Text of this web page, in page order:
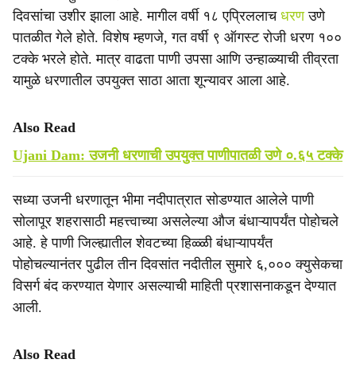
दिवसांचा उशीर झाला आहे. मागील वर्षी १८ एप्रिललाच धरणउणे
पातळीत गेले होते. विशेष म्हणजे, गत वर्षी ९ ऑगस्ट रोजी धरण १००
टक्के भरले होते. मात्र वाढता पाणी उपसा आणि उन्हाळ्याची तीव्रता
यामुळे धरणातील उपयुक्त साठा आता शून्यावर आला आहे.
Also Read
Ujani Dam: उजनी धरणाची उपयुक्त पाणीपातळी उणे ०.६५ टक्के
सध्या उजनी धरणातून भीमा नदीपात्रात सोडण्यात आलेले पाणी
सोलापूर शहरासाठी महत्त्वाच्या असलेल्या औज बंधाऱ्यापर्यंत पोहोचले
आहे. हे पाणी जिल्ह्यातील शेवटच्या हिळ्ळी बंधाऱ्यापर्यंत
पोहोचल्यानंतर पुढील तीन दिवसांत नदीतील सुमारे ६,००० क्युसेकचा
विसर्ग बंद करण्यात येणार असल्याची माहिती प्रशासनाकडून देण्यात
आली.
Also Read